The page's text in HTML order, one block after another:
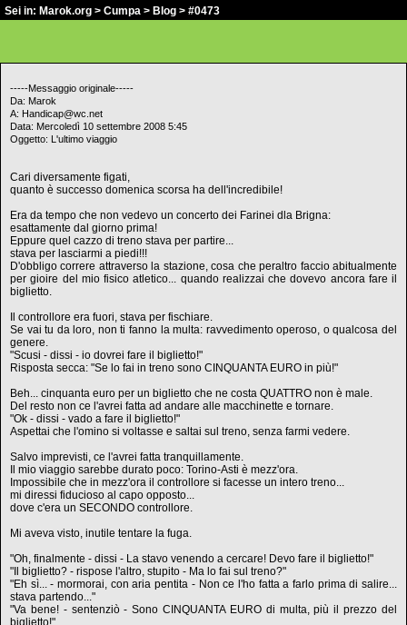
Sei in: Marok.org > Cumpa > Blog > #0473
-----Messaggio originale-----
Da: Marok
A: Handicap@wc.net
Data: Mercoledì 10 settembre 2008 5:45
Oggetto: L'ultimo viaggio
Cari diversamente figati,
quanto è successo domenica scorsa ha dell'incredibile!
Era da tempo che non vedevo un concerto dei Farinei dla Brigna:
esattamente dal giorno prima!
Eppure quel cazzo di treno stava per partire...
stava per lasciarmi a piedi!!!
D'obbligo correre attraverso la stazione, cosa che peraltro faccio abitualmente
per gioire del mio fisico atletico... quando realizzai che dovevo ancora fare il
biglietto.
Il controllore era fuori, stava per fischiare.
Se vai tu da loro, non ti fanno la multa: ravvedimento operoso, o qualcosa del
genere.
"Scusi - dissi - io dovrei fare il biglietto!"
Risposta secca: "Se lo fai in treno sono CINQUANTA EURO in più!"
Beh... cinquanta euro per un biglietto che ne costa QUATTRO non è male.
Del resto non ce l'avrei fatta ad andare alle macchinette e tornare.
"Ok - dissi - vado a fare il biglietto!"
Aspettai che l'omino si voltasse e saltai sul treno, senza farmi vedere.
Salvo imprevisti, ce l'avrei fatta tranquillamente.
Il mio viaggio sarebbe durato poco: Torino-Asti è mezz'ora.
Impossibile che in mezz'ora il controllore si facesse un intero treno...
mi diressi fiducioso al capo opposto...
dove c'era un SECONDO controllore.
Mi aveva visto, inutile tentare la fuga.
"Oh, finalmente - dissi - La stavo venendo a cercare! Devo fare il biglietto!"
"Il biglietto? - rispose l'altro, stupito - Ma lo fai sul treno?"
"Eh sì... - mormorai, con aria pentita - Non ce l'ho fatta a farlo prima di salire...
stava partendo..."
"Va bene! - sentenziò - Sono CINQUANTA EURO di multa, più il prezzo del
biglietto!"